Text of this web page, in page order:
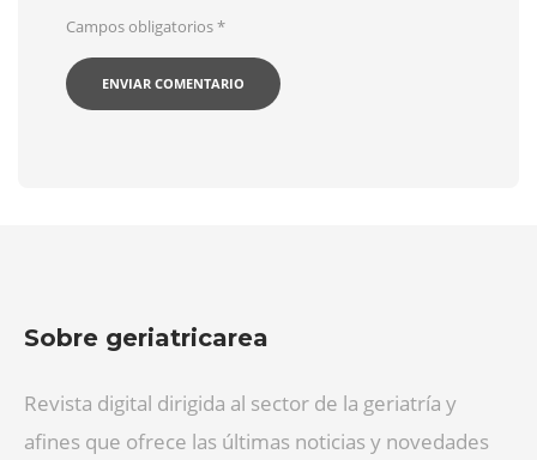
Campos obligatorios*
Sobre geriatricarea
Revista digital dirigida al sector de la geriatría y
afines que ofrece las últimas noticias y novedades